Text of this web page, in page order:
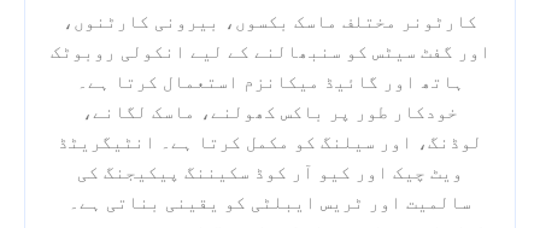
کارٹونر مختلف ماسک بکسوں، بیرونی کارٹنوں،
اور گفٹ سیٹس کو سنبھالنے کے لیے انکولی روبوٹک
ہاتھ اور گائیڈ میکانزم استعمال کرتا ہے۔
خودکار طور پر باکس کھولنے، ماسک لگانے،
لوڈنگ، اور سیلنگ کو مکمل کرتا ہے۔ انٹیگریٹڈ
ویٹ چیک اور کیو آر کوڈ سکیننگ پیکیجنگ کی
سالمیت اور ٹریس ایبلٹی کو یقینی بناتی ہے۔